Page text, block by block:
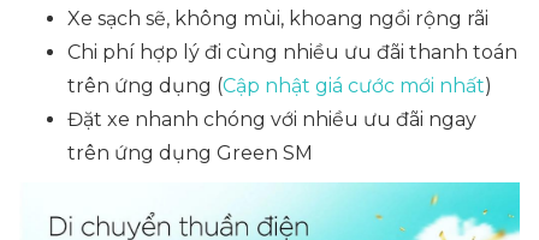
Xe sạch sẽ, không mùi, khoang ngồi rộng rãi
Chi phí hợp lý đi cùng nhiều ưu đãi thanh toán
trên ứng dụng (Cập nhật giá cước mới nhất)
Đặt xe nhanh chóng với nhiều ưu đãi ngay
trên ứng dụng Green SM